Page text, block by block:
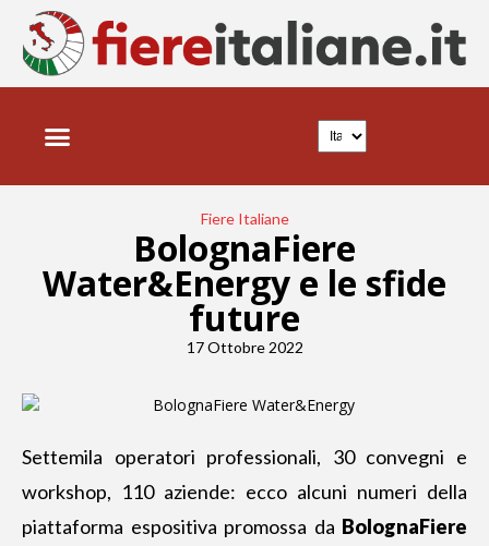
Fiere Italiane
BolognaFiere
Water&Energy e le sfide
future
17 Ottobre 2022
Settemila operatori professionali, 30 convegni e
workshop, 110 aziende: ecco alcuni numeri della
piattaforma espositiva promossa da BolognaFiere